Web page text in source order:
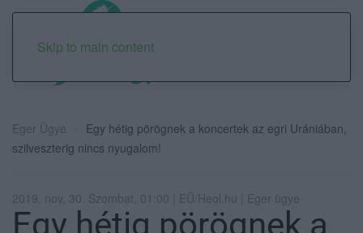
Skip to main content
Eger Ügye
Egy hétig pörögnek a koncertek az egri Urániában,
szilveszterig nincs nyugalom!
2019. nov. 30. Szombat, 01:00 | EÜ/Heol.hu | Eger ügye
Egy hétig pörögnek a